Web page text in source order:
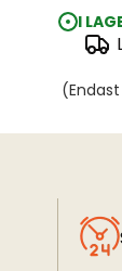
I
(Endast